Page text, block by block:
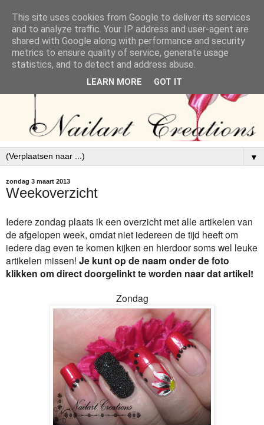
▼
zondag 3 maart 2013
Weekoverzicht
Iedere zondag plaats ik een overzicht met alle artikelen van
de afgelopen week, omdat niet iedereen de tijd heeft om
iedere dag even te komen kijken en hierdoor soms wel leuke
artikelen missen! Je kunt op de naam onder de foto
klikken om direct doorgelinkt te worden naar dat artikel!
Zondag
This site uses cookies from Google to deliver its services
and to analyze traffic. Your IP address and user-agent are
shared with Google along with performance and security
metrics to ensure quality of service, generate usage
statistics, and to detect and address abuse.
LEARN MORE GOT IT